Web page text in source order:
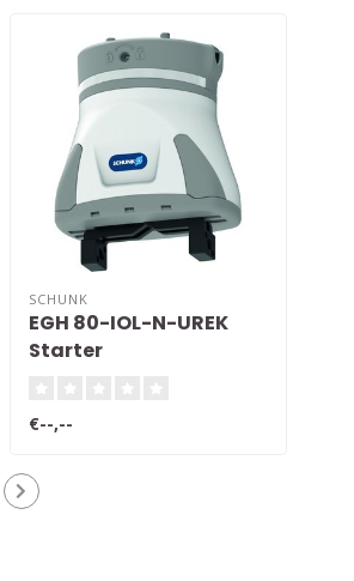
SCHUNK
EGH 80-IOL-N-UREK
Starter
€--,--